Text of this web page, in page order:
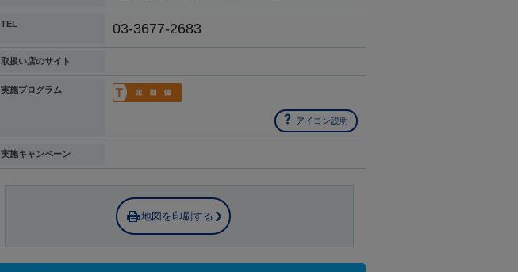
TEL 03-3677-2683
取扱い店のサイト
実施プログラム
アイコン説明
実施キャンペーン
地図を印刷する